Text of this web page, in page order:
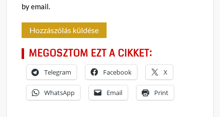
by email.
MEGOSZTOM EZT A CIKKET:
Telegram Facebook X
WhatsApp Email Print